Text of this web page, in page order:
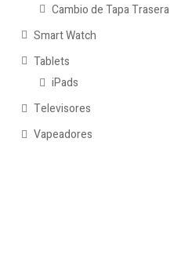
Cambio de Tapa Trasera
Smart Watch
Tablets
iPads
Televisores
Vapeadores